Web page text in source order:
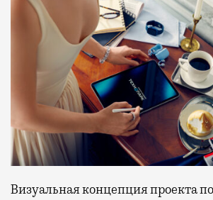
Визуальная концепция проекта